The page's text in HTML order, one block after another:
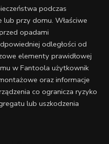
podczas
przy domu. Właściwe
opadami
odległości od
elementy prawidłowej
w Fantoola użytkownik
oraz informacje
co ogranicza ryzyko
lub uszkodzenia